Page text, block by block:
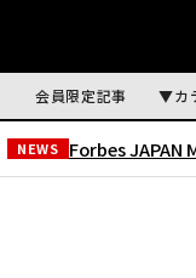
会員限定記事 カ
NEWS Forbes JAPAN